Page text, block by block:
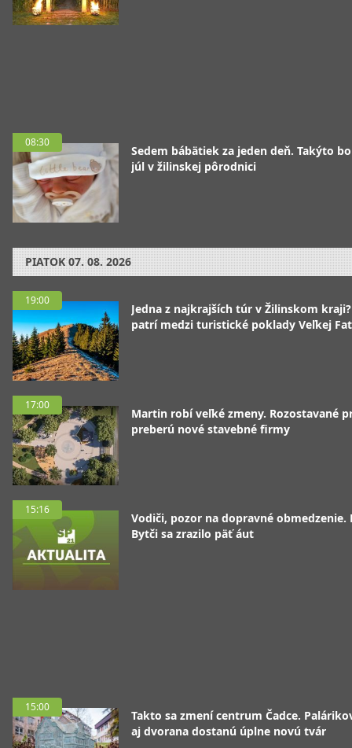
08:30
Sedem bábätiek za jeden deň. Takýto
júl v žilinskej pôrodnici
PIATOK 07. 08. 2026
19:00
Jedna z najkrajších túr v Žilinskom
patrí medzi turistické poklady Veľkej
17:00
Martin robí veľké zmeny. Rozostavané
preberú nové stavebné firmy
15:16
Vodiči, pozor na dopravné obmedzenie.
Bytči sa zrazilo päť áut
15:00
Takto sa zmení centrum Čadce.
aj dvorana dostanú úplne novú tvár